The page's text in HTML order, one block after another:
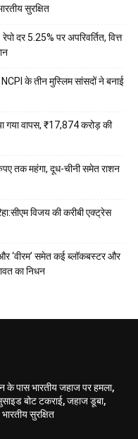
सुरक्षित
दर 5.25% पर अपरिवर्तित, वित्त
के तीन मुस्लिम सांसदों ने बनाई
गया वापस, ₹17,874 करोड़ की
तक महंगा, दूध-चीनी समेत राशन
विजय की करीबी एक्ट्रेस
‘वीरम’ समेत कई ब्लॉकबस्टर और
का निधन
पास भारतीय जहाज पर हमला,
बोट टकराई, जहाज डूबा,
सुरक्षित